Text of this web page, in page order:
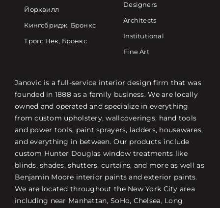
Йорквилл
Кингсбридж, Бронкс
Трогс Нек, Бронкс
Designers
Architects
Institutional
Fine Art
Janovic is a full-service interior design firm that was
founded in 1888 as a family business. We are locally
owned and operated and specialize in everything
from custom upholstery, wallcoverings, hand tools
and power tools, paint sprayers, ladders, housewares,
and everything in between. Our products include
custom Hunter Douglas window treatments like
blinds, shades, shutters, curtains, and more as well as
Benjamin Moore interior paints and exterior paints.
We are located throughout the New York City area
including near Manhattan, SoHo, Chelsea, Long